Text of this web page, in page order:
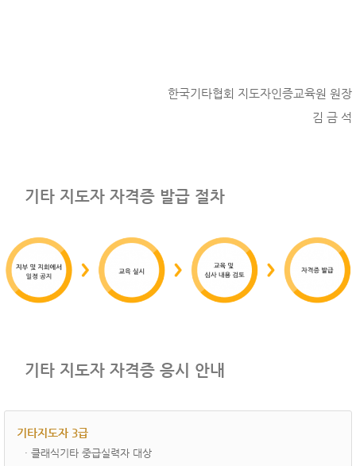
한국기타협회 지도자인증교육원 원장
김 금 석
기타 지도자 자격증 발급 절차
기타 지도자 자격증 응시 안내
기타지도자 3급
· ­클래식기타 중급실력자 대상